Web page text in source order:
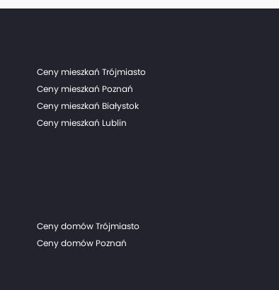
Ceny mieszkań Trójmiasto
Ceny mieszkań Poznań
Ceny mieszkań Białystok
Ceny mieszkań Lublin
Ceny domów Trójmiasto
Ceny domów Poznań